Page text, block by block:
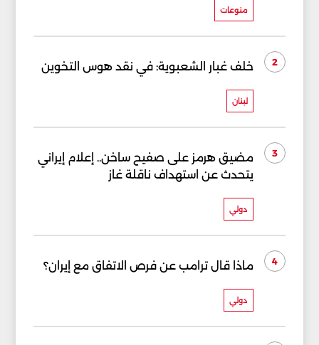
منوعات
2 خلف غبار الشعبوية: في نقد هوس التخوين
لبنان
3
مضيق هرمز على صفيح ساخن.. إعلام إيراني
يتحدث عن استهداف ناقلة غاز
دولي
4 ماذا قال ترامب عن فرص الاتفاق مع إيران؟
دولي